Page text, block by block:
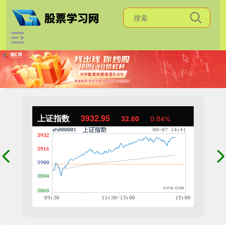
上证指数 3932.95 32.60 0.84%